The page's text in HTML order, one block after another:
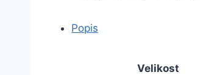
Popis
Velikost